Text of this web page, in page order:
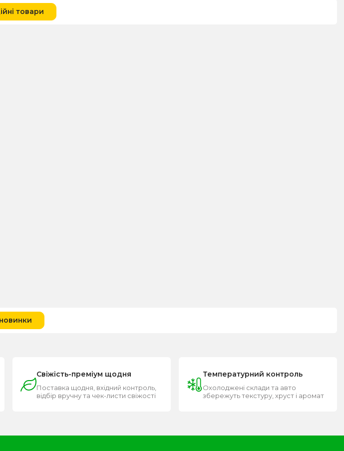
товари
Свіжість-преміум щодня
Поставка щодня, вхідний контроль,
відбір вручну та чек-листи свіжості
Температурний контроль
Охолоджені склади та авто
збережуть текстуру, хруст і аромат